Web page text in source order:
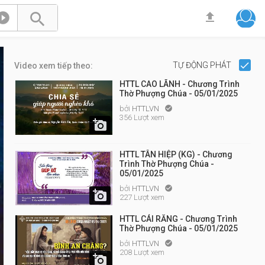
 
Video xem tiếp theo: TỰ ĐỘNG PHÁT

HTTL CAO LÃNH - Chương Trình
Thờ Phượng Chúa - 05/01/2025
bởi HTTLVN 
356 Lượt xem

HTTL TÂN HIỆP (KG) - Chương
Trình Thờ Phượng Chúa -
05/01/2025
bởi HTTLVN 
227 Lượt xem

HTTL CÁI RĂNG - Chương Trình
Thờ Phượng Chúa - 05/01/2025
bởi HTTLVN 
208 Lượt xem